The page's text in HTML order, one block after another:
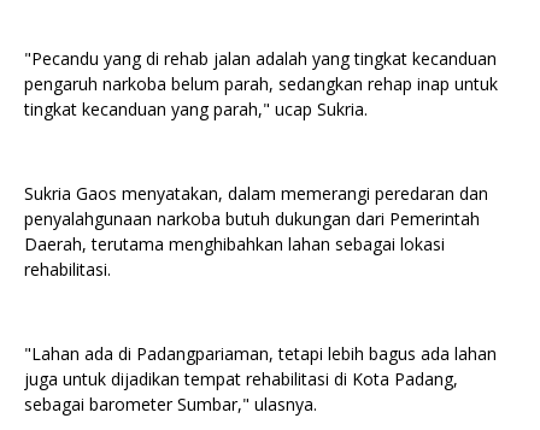
"Pecandu yang di rehab jalan adalah yang tingkat kecanduan
pengaruh narkoba belum parah, sedangkan rehap inap untuk
tingkat kecanduan yang parah," ucap Sukria.
Sukria Gaos menyatakan, dalam memerangi peredaran dan
penyalahgunaan narkoba butuh dukungan dari Pemerintah
Daerah, terutama menghibahkan lahan sebagai lokasi
rehabilitasi.
"Lahan ada di Padangpariaman, tetapi lebih bagus ada lahan
juga untuk dijadikan tempat rehabilitasi di Kota Padang,
sebagai barometer Sumbar," ulasnya.